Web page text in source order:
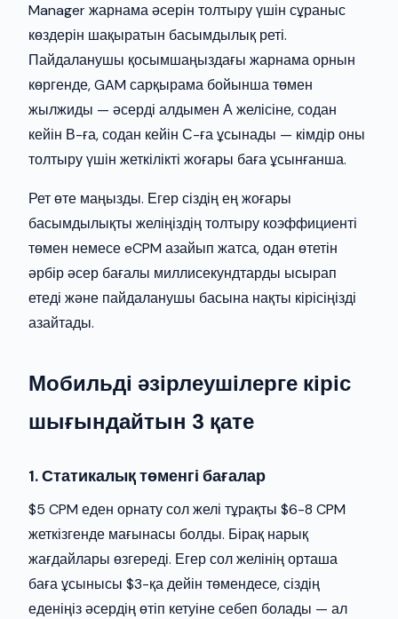
Manager жарнама әсерін толтыру үшін сұраныс
көздерін шақыратын басымдылық реті.
Пайдаланушы қосымшаңыздағы жарнама орнын
көргенде, GAM сарқырама бойынша төмен
жылжиды — әсерді алдымен А желісіне, содан
кейін В-ға, содан кейін С-ға ұсынады — кімдір оны
толтыру үшін жеткілікті жоғары баға ұсынғанша.
Рет өте маңызды. Егер сіздің ең жоғары
басымдылықты желіңіздің толтыру коэффициенті
төмен немесе eCPM азайып жатса, одан өтетін
әрбір әсер бағалы миллисекундтарды ысырап
етеді және пайдаланушы басына нақты кірісіңізді
азайтады.
Мобильді әзірлеушілерге кіріс
шығындайтын 3 қате
1. Статикалық төменгі бағалар
$5 CPM еден орнату сол желі тұрақты $6-8 CPM
жеткізгенде мағынасы болды. Бірақ нарық
жағдайлары өзгереді. Егер сол желінің орташа
баға ұсынысы $3-қа дейін төмендесе, сіздің
еденіңіз әсердің өтіп кетуіне себеп болады — ал